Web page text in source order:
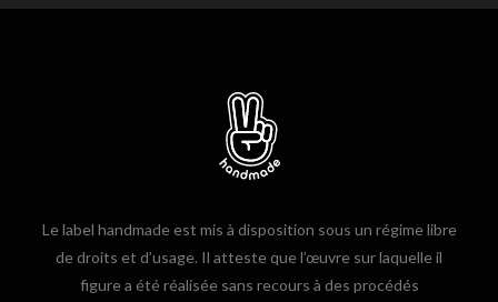
Le label handmade est mis à disposition sous un régime libre
de droits et d’usage. Il atteste que l’œuvre sur laquelle il
figure a été réalisée sans recours à des procédés